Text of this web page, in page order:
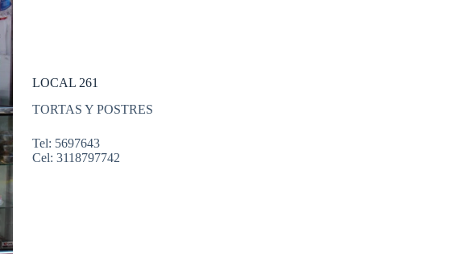
LOCAL 261
TORTAS Y POSTRES
Tel: 5697643
Cel: 3118797742